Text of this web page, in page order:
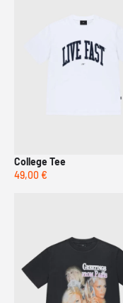
College Tee
49,00 €